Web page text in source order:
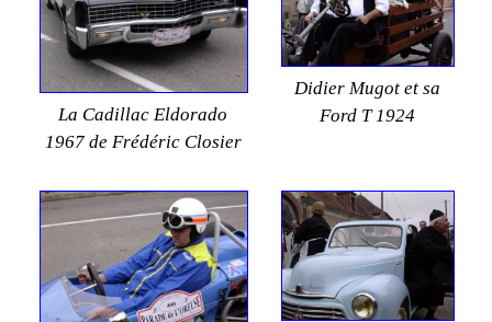
La Cadillac Eldorado
1967 de Frédéric Closier
Didier Mugot et sa
Ford T 1924